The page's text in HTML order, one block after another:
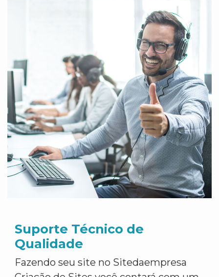
Suporte Técnico de
Qualidade
Fazendo seu site no Sitedaempresa